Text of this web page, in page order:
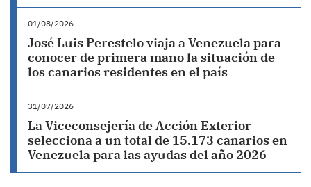
01/08/2026
José Luis Perestelo viaja a Venezuela para
conocer de primera mano la situación de
los canarios residentes en el país
31/07/2026
La Viceconsejería de Acción Exterior
selecciona a un total de 15.173 canarios en
Venezuela para las ayudas del año 2026